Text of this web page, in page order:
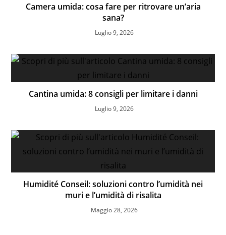
Camera umida: cosa fare per ritrovare un’aria
sana?
Luglio 9, 2026
Cantina umida: 8 consigli per limitare i danni
Luglio 9, 2026
Humidité Conseil: soluzioni contro l’umidità nei
muri e l’umidità di risalita
Maggio 28, 2026